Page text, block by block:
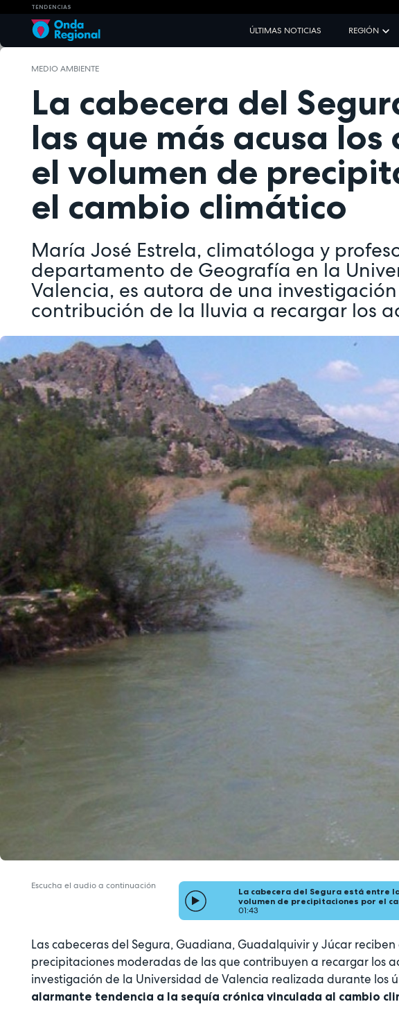
TENDENCIAS
ÚLTIMAS NOTICIAS REGIÓN
MEDIO AMBIENTE
La cabecera del
las que más acusa los
el volumen de
el cambio climático
María José Estrela, climatóloga y
departamento de Geografía en la
Valencia, es autora de una
contribución de la lluvia a recargar los
Escucha el audio a continuación
La cabecera del Segura está entre
volumen de precipitaciones por el
01:43
Las cabeceras del Segura, Guadiana, Guadalquivir y Júcar
precipitaciones moderadas de las que contribuyen a recargar los
investigación de la Universidad de Valencia realizada durante los
alarmante tendencia a la sequía crónica vinculada al cambio